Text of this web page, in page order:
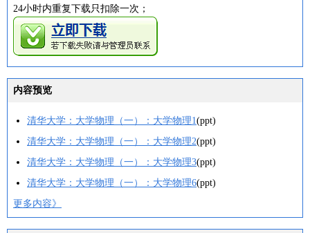
24小时内重复下载只扣除一次；
内容预览
清华大学：大学物理（一）：大学物理1(ppt)
清华大学：大学物理（一）：大学物理2(ppt)
清华大学：大学物理（一）：大学物理3(ppt)
清华大学：大学物理（一）：大学物理6(ppt)
更多内容》